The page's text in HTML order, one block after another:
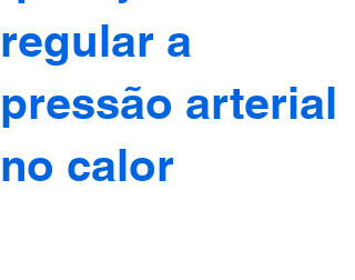
regular a
pressão arterial
no calor